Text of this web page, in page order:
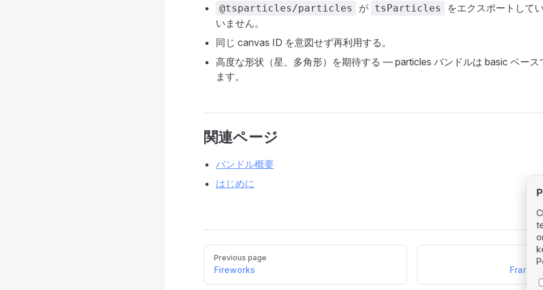
@tsparticles/particles が tsParticles
をエクスポートして
いません。
同じ canvas ID を意図せず再利用する。
高度な形状（星、多角形）を期待する — particles バンドルは basic ベース
ます。
関連ページ
バンドル概要
はじめに
PagerPrevious page
Fireworks